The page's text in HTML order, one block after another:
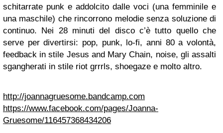
schitarrate punk e addolcito dalle voci (una femminile e
una maschile) che rincorrono melodie senza soluzione di
continuo. Nei 28 minuti del disco c’è tutto quello che
serve per divertirsi: pop, punk, lo-fi, anni 80 a volontà,
feedback in stile Jesus and Mary Chain, noise, gli assalti
sgangherati in stile riot grrrls, shoegaze e molto altro.
http://joannagruesome.bandcamp.com
https://www.facebook.com/pages/Joanna-
Gruesome/116457368434206